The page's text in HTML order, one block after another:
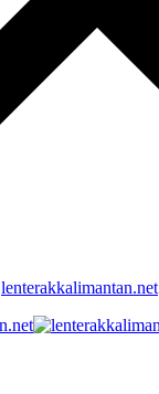
lenterakkalimantan.net